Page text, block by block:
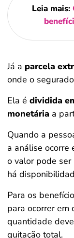
Leia mais:
Já a parcela
onde o
Ela é dividida
monetária a
Quando a
a análise ocorre
o valor pode
há
Para os
para ocorrer em
quantidade
quitação total.